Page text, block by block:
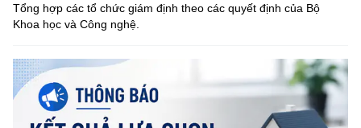
Tổng hợp các tổ chức giám định theo các quyết định của Bộ
Khoa học và Công nghệ.